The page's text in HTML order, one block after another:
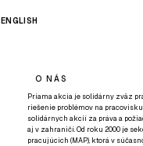
ENGLISH
O NÁS
Priama akcia je solidárny zväz
riešenie problémov na
solidárnych akcií za práva a
aj v zahraničí. Od roku 2000 je
pracujúcich (MAP), ktorá v